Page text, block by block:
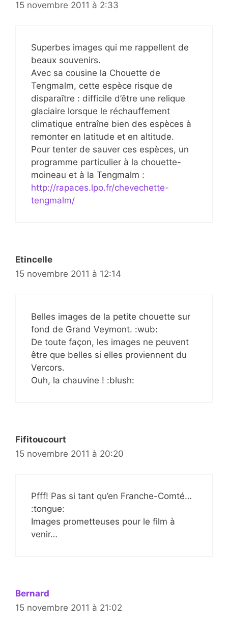
15 novembre 2011 à 2:33
Superbes images qui me rappellent de
beaux souvenirs.
Avec sa cousine la Chouette de
Tengmalm, cette espèce risque de
disparaître : difficile d’être une relique
glaciaire lorsque le réchauffement
climatique entraîne bien des espèces à
remonter en latitude et en altitude.
Pour tenter de sauver ces espèces, un
programme particulier à la chouette-
moineau et à la Tengmalm :
http://rapaces.lpo.fr/chevechette-
tengmalm/
Etincelle
15 novembre 2011 à 12:14
Belles images de la petite chouette sur
fond de Grand Veymont. :wub:
De toute façon, les images ne peuvent
être que belles si elles proviennent du
Vercors.
Ouh, la chauvine ! :blush:
Fifitoucourt
15 novembre 2011 à 20:20
Pfff! Pas si tant qu’en Franche-Comté…
:tongue:
Images prometteuses pour le film à
venir…
Bernard
15 novembre 2011 à 21:02